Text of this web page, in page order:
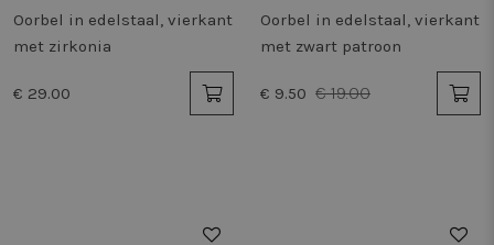
Oorbel in edelstaal, vierkant
met zirkonia
€ 29.00
Oorbel in edelstaal, vierkant
met zwart patroon
€ 9.50 € 19.00